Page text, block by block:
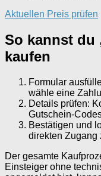
Aktuellen Preis prüfen
So kannst du
kaufen
Formular
wähle eine
Details prüfen:
Gutschein-
Bestätigen und
direkten Zugang
Der gesamte
Einsteiger ohne